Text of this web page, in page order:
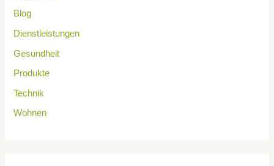
Blog
Dienstleistungen
Gesundheit
Produkte
Technik
Wohnen